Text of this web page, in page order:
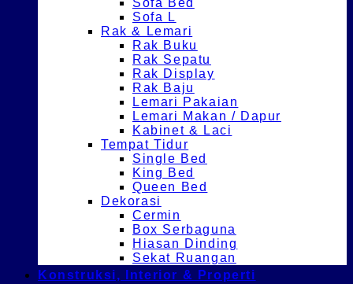
Sofa Bed
Sofa L
Rak & Lemari
Rak Buku
Rak Sepatu
Rak Display
Rak Baju
Lemari Pakaian
Lemari Makan / Dapur
Kabinet & Laci
Tempat Tidur
Single Bed
King Bed
Queen Bed
Dekorasi
Cermin
Box Serbaguna
Hiasan Dinding
Sekat Ruangan
Konstruksi, Interior & Properti